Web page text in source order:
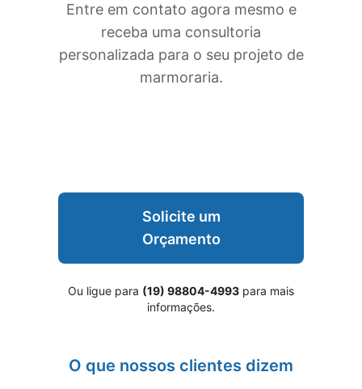
Entre em contato agora mesmo e
receba uma consultoria
personalizada para o seu projeto de
marmoraria.
Solicite um
Orçamento
Ou ligue para (19) 98804-4993 para mais
informações.
O que nossos clientes dizem